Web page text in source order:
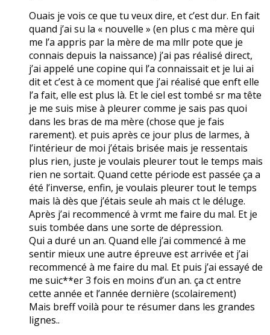
Ouais je vois ce que tu veux dire, et c’est dur. En fait
quand j’ai su la « nouvelle » (en plus c ma mère qui
me l’a appris par la mère de ma mllr pote que je
connais depuis la naissance) j’ai pas réalisé direct,
j’ai appelé une copine qui l’a connaissait et je lui ai
dit et c’est à ce moment que j’ai réalisé que enft elle
l’a fait, elle est plus là. Et le ciel est tombé sr ma tête
je me suis mise à pleurer comme je sais pas quoi
dans les bras de ma mère (chose que je fais
rarement). et puis après ce jour plus de larmes, à
l’intérieur de moi j’étais brisée mais je ressentais
plus rien, juste je voulais pleurer tout le temps mais
rien ne sortait. Quand cette période est passée ça a
été l’inverse, enfin, je voulais pleurer tout le temps
mais là dès que j’étais seule ah mais ct le déluge.
Après j’ai recommencé à vrmt me faire du mal. Et je
suis tombée dans une sorte de dépression.
Qui a duré un an. Quand elle j’ai commencé à me
sentir mieux une autre épreuve est arrivée et j’ai
recommencé à me faire du mal. Et puis j’ai essayé de
me suic**er 3 fois en moins d’un an. ça ct entre
cette année et l’année dernière (scolairement)
Mais breff voilà pour te résumer dans les grandes
lignes..